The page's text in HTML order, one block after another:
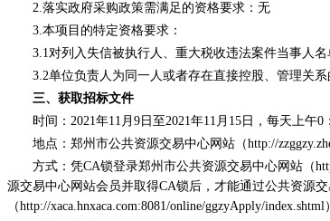
2.落实政府采购政策需满足的资格要求：无
3.本项目的特定资格要求：
3.1对列入失信被执行人、重大税收违法案件当事人
3.2单位负责人为同一人或者存在直接控股、管理关
三、获取招标文件
时间： 2021年11月9日至2021年11月15日，每天上午
地点：郑州市公共资源交易中心网站（http://
方式：凭CA锁登录郑州市公共资源交易中心网站（
源交易中心网站会员并取得CA锁后，才能通过公共资源
（http://xaca.hnxaca.com:8081/online/ggzyApply/